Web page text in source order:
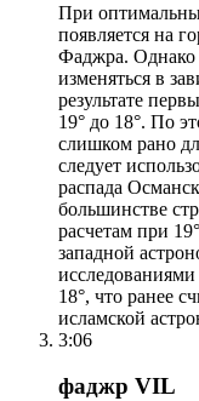
При
появляется на
Фаджра. Однако
изменяться в
результате
19° до 18°. По
слишком рано
следует
распада
большинстве
расчетам при
западной
18°, что ранее
исламской
3:06
фаджр VIL